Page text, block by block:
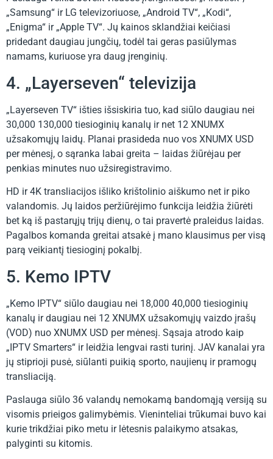
„Samsung“ ir LG televizoriuose, „Android TV“, „Kodi“,
„Enigma“ ir „Apple TV“. Jų kainos sklandžiai keičiasi
pridedant daugiau jungčių, todėl tai geras pasiūlymas
namams, kuriuose yra daug įrenginių.
4. „Layerseven“ televizija
„Layerseven TV“ išties išsiskiria tuo, kad siūlo daugiau nei
30,000 130,000 tiesioginių kanalų ir net 12 XNUMX
užsakomųjų laidų. Planai prasideda nuo vos XNUMX USD
per mėnesį, o sąranka labai greita – laidas žiūrėjau per
penkias minutes nuo užsiregistravimo.
HD ir 4K transliacijos išliko krištolinio aiškumo net ir piko
valandomis. Jų laidos peržiūrėjimo funkcija leidžia žiūrėti
bet ką iš pastarųjų trijų dienų, o tai pravertė praleidus laidas.
Pagalbos komanda greitai atsakė į mano klausimus per visą
parą veikiantį tiesioginį pokalbį.
5. Kemo IPTV
„Kemo IPTV“ siūlo daugiau nei 18,000 40,000 tiesioginių
kanalų ir daugiau nei 12 XNUMX užsakomųjų vaizdo įrašų
(VOD) nuo XNUMX USD per mėnesį. Sąsaja atrodo kaip
„IPTV Smarters“ ir leidžia lengvai rasti turinį. JAV kanalai yra
jų stiprioji pusė, siūlanti puikią sporto, naujienų ir pramogų
transliaciją.
Paslauga siūlo 36 valandų nemokamą bandomąją versiją su
visomis prieigos galimybėmis. Vieninteliai trūkumai buvo kai
kurie trikdžiai piko metu ir lėtesnis palaikymo atsakas,
palyginti su kitomis.